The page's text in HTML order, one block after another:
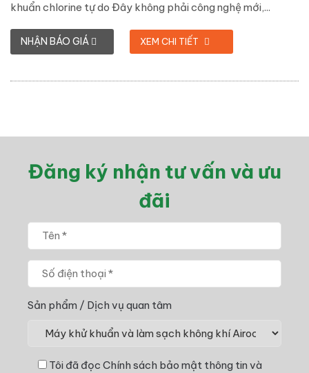
khuẩn chlorine tự do Đây không phải công nghệ mới,...
NHẬN BÁO GIÁ XEM CHI TIẾT
Đăng ký nhận tư vấn và ưu
đãi
Sản phẩm / Dịch vụ quan tâm
Tôi đã đọc Chính sách bảo mật thông tin và